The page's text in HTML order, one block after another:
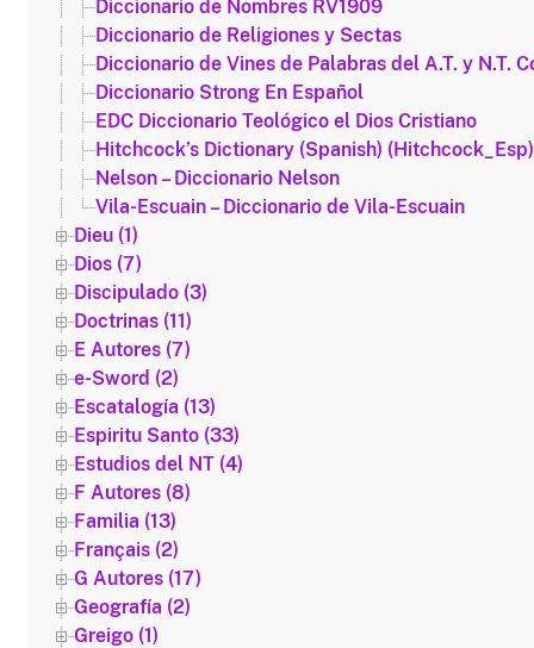
Diccionario de Nombres RV1909
Diccionario de Religiones y Sectas
Diccionario de Vines de Palabras del A.T. y N.T.
Diccionario Strong En Español
EDC Diccionario Teológico el Dios Cristiano
Hitchcock’s Dictionary (Spanish)
Nelson – Diccionario Nelson
Vila-Escuain – Diccionario de Vila-Escuain
Dieu (1)
Dios (7)
Discipulado (3)
Doctrinas (11)
E Autores (7)
e-Sword (2)
Escatalogía (13)
Espiritu Santo (33)
Estudios del NT (4)
F Autores (8)
Familia (13)
Français (2)
G Autores (17)
Geografía (2)
Greigo (1)